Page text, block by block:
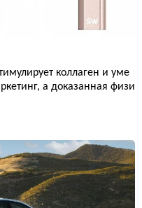
коллаген и уме
а доказанная физи